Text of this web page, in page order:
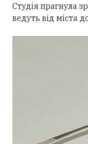
Студія прагнула
ведуть від міста